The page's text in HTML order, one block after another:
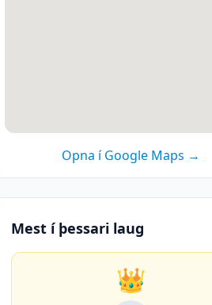
Opna í Google Maps →
Mest í þessari laug
👑